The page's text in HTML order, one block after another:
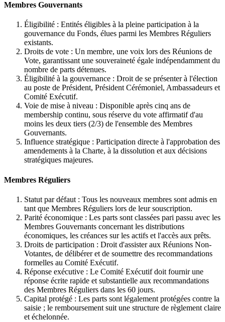
Membres Gouvernants
Éligibilité : Entités éligibles à la pleine participation à la
gouvernance du Fonds, élues parmi les Membres Réguliers
existants.
Droits de vote : Un membre, une voix lors des Réunions de
Vote, garantissant une souveraineté égale indépendamment du
nombre de parts détenues.
Éligibilité à la gouvernance : Droit de se présenter à l'élection
au poste de Président, Président Cérémoniel, Ambassadeurs et
Comité Exécutif.
Voie de mise à niveau : Disponible après cinq ans de
membership continu, sous réserve du vote affirmatif d'au
moins les deux tiers (2/3) de l'ensemble des Membres
Gouvernants.
Influence stratégique : Participation directe à l'approbation des
amendements à la Charte, à la dissolution et aux décisions
stratégiques majeures.
Membres Réguliers
Statut par défaut : Tous les nouveaux membres sont admis en
tant que Membres Réguliers lors de leur souscription.
Parité économique : Les parts sont classées pari passu avec les
Membres Gouvernants concernant les distributions
économiques, les créances sur les actifs et l'accès aux prêts.
Droits de participation : Droit d'assister aux Réunions Non-
Votantes, de délibérer et de soumettre des recommandations
formelles au Comité Exécutif.
Réponse exécutive : Le Comité Exécutif doit fournir une
réponse écrite rapide et substantielle aux recommandations
des Membres Réguliers dans les 60 jours.
Capital protégé : Les parts sont légalement protégées contre la
saisie ; le remboursement suit une structure de règlement claire
et échelonnée.